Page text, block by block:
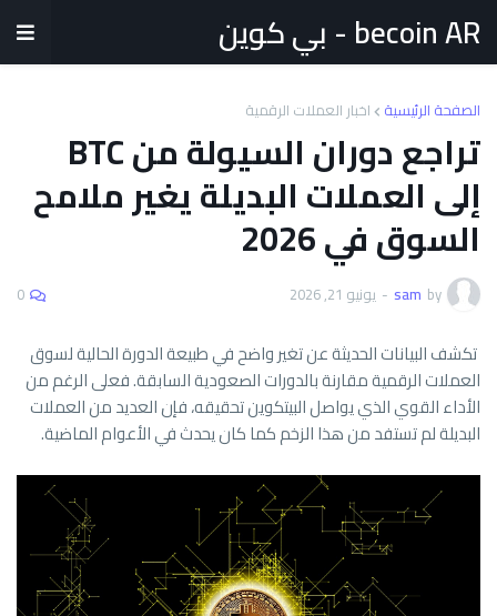
becoin AR - بي كوين
الصفحة الرئيسية اخبار العملات الرقمية
تراجع دوران السيولة من BTC
إلى العملات البديلة يغير ملامح
السوق في 2026
by
sam
- يونيو 21, 2026 0
تكشف البيانات الحديثة عن تغير واضح في طبيعة الدورة الحالية لسوق
العملات الرقمية مقارنة بالدورات الصعودية السابقة. فعلى الرغم من
الأداء القوي الذي يواصل البيتكوين تحقيقه، فإن العديد من العملات
البديلة لم تستفد من هذا الزخم كما كان يحدث في الأعوام الماضية.